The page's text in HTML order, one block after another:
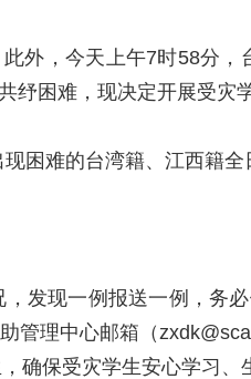
外，今天上午7时58分，
纾困难，现决定开展受灾
困难的台湾籍、江西籍全
发现一例报送一例，务
管理中心邮箱（
确保受灾学生安心学习、